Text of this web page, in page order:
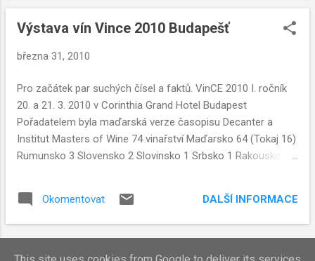
Výstava vín Vince 2010 Budapešť
března 31, 2010
Pro začátek par suchých čísel a faktů. VinCE 2010 I. ročník
20. a 21. 3. 2010 v Corinthia Grand Hotel Budapest
Pořadatelem byla maďarská verze časopisu Decanter a
Institut Masters of Wine 74 vinařství Maďarsko 64 (Tokaj 16)
Rumunsko 3 Slovensko 2 Slovinsko 1 Srbsko 1 Rakousko 1
Okomentovat DALŠÍ INFORMACE